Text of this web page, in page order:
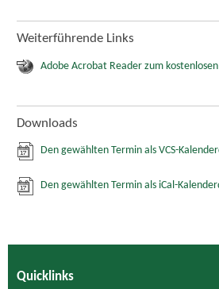
Weiterführende Links
Adobe Acrobat Reader zum
Downloads
Den gewählten Termin als VCS-
Den gewählten Termin als iCal-
Quicklinks